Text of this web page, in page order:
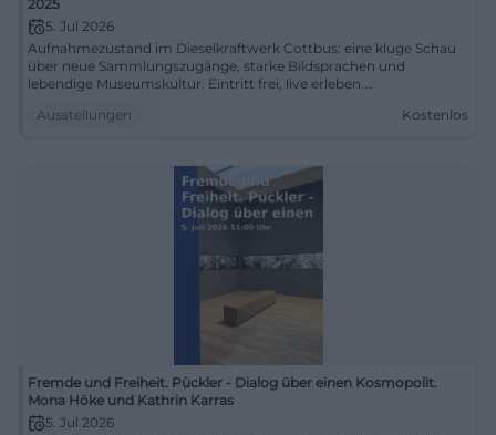
2025
5. Jul 2026
Aufnahmezustand im Dieselkraftwerk Cottbus: eine kluge Schau
über neue Sammlungszugänge, starke Bildsprachen und
lebendige Museumskultur. Eintritt frei, live erleben.
Ausstellungen
Kostenlos
Fremde und Freiheit. Pückler - Dialog über einen Kosmopolit.
Mona Höke und Kathrin Karras
5. Jul 2026